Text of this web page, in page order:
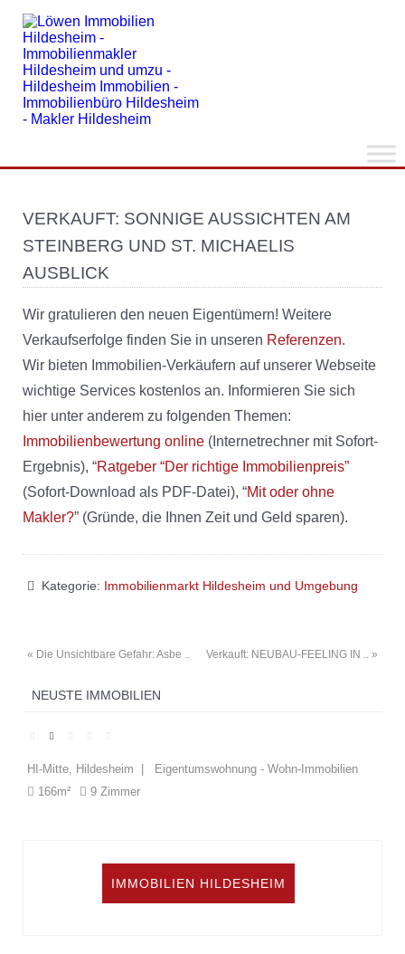
VERKAUFT: SONNIGE AUSSICHTEN AM
STEINBERG UND ST. MICHAELIS
AUSBLICK
Wir gratulieren den neuen Eigentümern! Weitere
Verkaufserfolge finden Sie in unseren Referenzen.
Wir bieten Immobilien-Verkäufern auf unserer Webseite
wichtige Services kostenlos an. Informieren Sie sich
hier unter anderem zu folgenden Themen:
Immobilienbewertung online (Internetrechner mit Sofort-
Ergebnis), “Ratgeber “Der richtige Immobilienpreis”
(Sofort-Download als PDF-Datei), “Mit oder ohne
Makler?” (Gründe, die Ihnen Zeit und Geld sparen).
Kategorie: Immobilienmarkt Hildesheim und Umgebung
« Die Unsichtbare Gefahr: Asbe .. Verkauft: NEUBAU-FEELING IN .. »
NEUSTE IMMOBILIEN
HI-Mitte, Hildesheim | Eigentumswohnung - Wohn-Immobilien
166m²
9 Zimmer
IMMOBILIEN HILDESHEIM